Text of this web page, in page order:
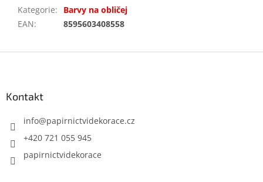
Kategorie:
Barvy na obličej
EAN: 8595603408558
Kontakt
info@papirnictvidekorace.cz
+420 721 055 945
papirnictvidekorace